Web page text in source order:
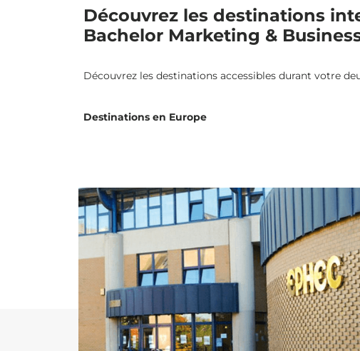
Découvrez les destinations
Bachelor Marketing &
Découvrez les destinations accessibles durant votre
Destinations en Europe